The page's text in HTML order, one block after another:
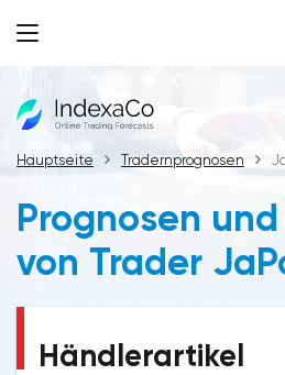
Hauptseite Tradernprognosen
Prognosen
von Trader
Händlerartikel